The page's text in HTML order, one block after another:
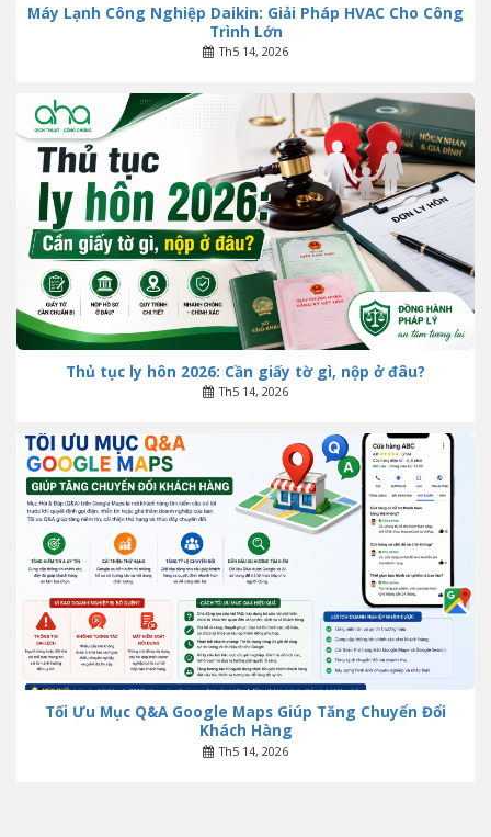
Máy Lạnh Công Nghiệp Daikin: Giải Pháp HVAC Cho Công
Trình Lớn
Th5 14, 2026
Thủ tục ly hôn 2026: Cần giấy tờ gì, nộp ở đâu?
Th5 14, 2026
Tối Ưu Mục Q&A Google Maps Giúp Tăng Chuyển Đổi
Khách Hàng
Th5 14, 2026